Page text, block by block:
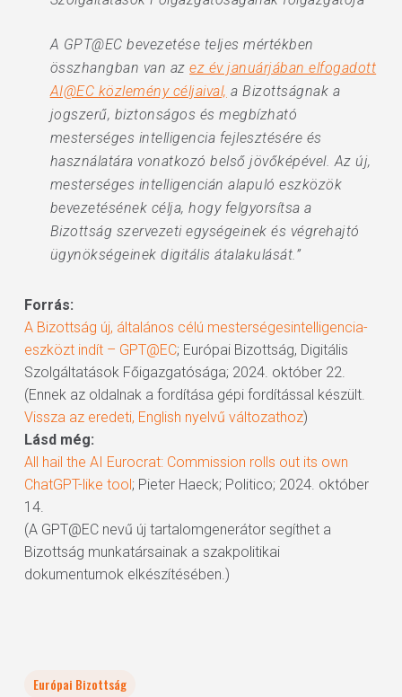
A GPT@EC bevezetése teljes mértékben
összhangban van azez év januárjában elfogadott
AI@EC közlemény céljaival, a Bizottságnak a
jogszerű, biztonságos és megbízható
mesterséges intelligencia fejlesztésére és
használatára vonatkozó belső jövőképével. Az új,
mesterséges intelligencián alapuló eszközök
bevezetésének célja, hogy felgyorsítsa a
Bizottság szervezeti egységeinek és végrehajtó
ügynökségeinek digitális átalakulását.”
Forrás:
A Bizottság új, általános célú mesterségesintelligencia-
eszközt indít – GPT@EC; Európai Bizottság, Digitális
Szolgáltatások Főigazgatósága; 2024. október 22.
(Ennek az oldalnak a fordítása gépi fordítással készült.
Vissza az eredeti, English nyelvű változathoz)
Lásd még:
All hail the AI Eurocrat: Commission rolls out its own
ChatGPT-like tool; Pieter Haeck; Politico; 2024. október
14.
(A GPT@EC nevű új tartalomgenerátor segíthet a
Bizottság munkatársainak a szakpolitikai
dokumentumok elkészítésében.)
Európai Bizottság